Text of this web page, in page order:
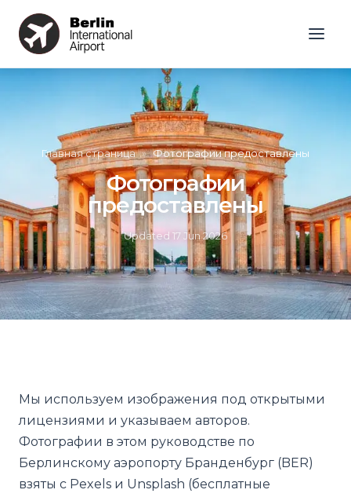
Главная страница » Фотографии предоставлены
Фотографии
предоставлены
Updated 17 Jun 2026
Мы используем изображения под открытыми
лицензиями и указываем авторов.
Фотографии в этом руководстве по
Берлинскому аэропорту Бранденбург (BER)
взяты с Pexels и Unsplash (бесплатные